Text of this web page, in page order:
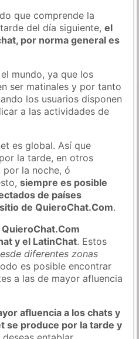
que comprende la
del día siguiente,el
por norma general es
mundo, ya que los
ser matinales y por tanto
los usuarios disponen
a las actividades de
es global. Así que
la tarde, en otros
por la noche, ó
siempre es posible
de países
de QuieroChat.Com.
y el LatinChat. Estos
diferentes zonas
es posible encontrar
a las de mayor afluencia
afluencia a los chats y
se produce por la tarde y